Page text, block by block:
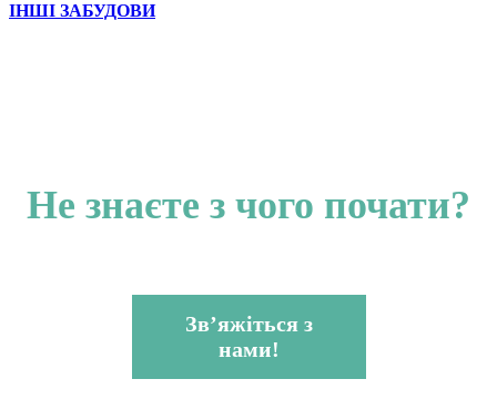
ІНШІ ЗАБУДОВИ
Не знаєте з чого почати?
Зв’яжіться з
нами!